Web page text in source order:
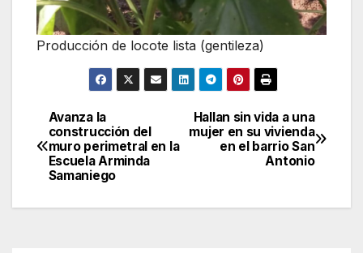
Producción de locote lista (gentileza)
Navegación
de
entradas
Hallan sin vida a una
mujer en su vivienda
en el barrio San
Antonio
Avanza la
construcción del
muro perimetral en la
Escuela Arminda
Samaniego